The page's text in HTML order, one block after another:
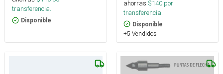
transferencia.
Disponible
ahorras $140 por
transferencia.
Disponible
+5 Vendidos